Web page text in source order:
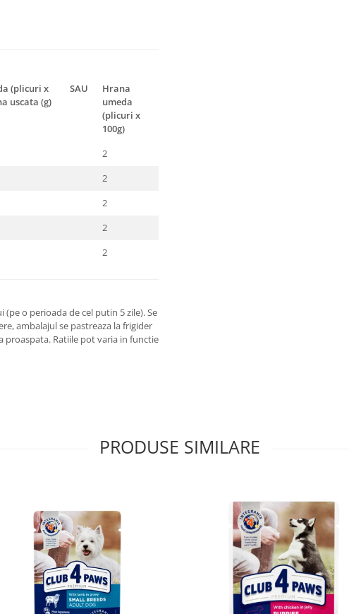
(plicuri x
uscata (g)
SAU
Hrana
umeda
(plicuri x
100g)
2
2
2
2
2
o perioada de cel putin 5 zile). Se
ambalajul se pastreaza la frigider
proaspata. Ratiile pot varia in functie
PRODUSE SIMILARE